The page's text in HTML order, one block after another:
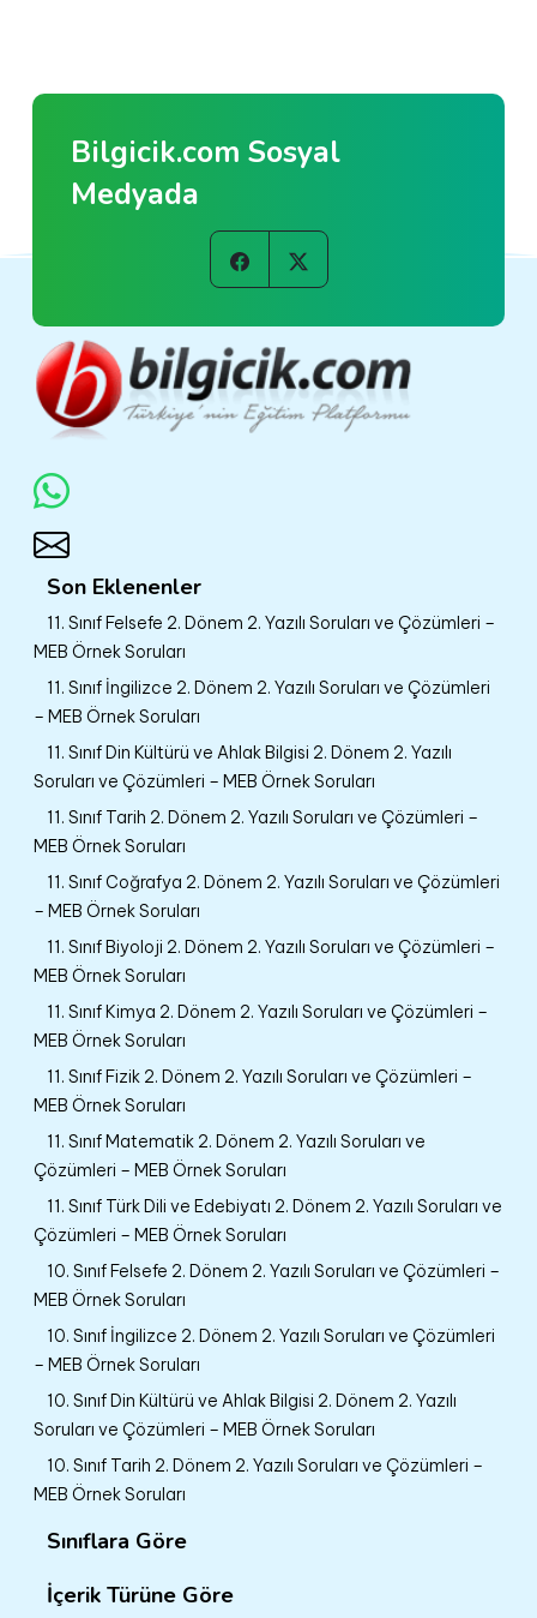
Bilgicik.com Sosyal
Medyada
Son Eklenenler
11. Sınıf Felsefe 2. Dönem 2. Yazılı Soruları ve Çözümleri –
MEB Örnek Soruları
11. Sınıf İngilizce 2. Dönem 2. Yazılı Soruları ve Çözümleri
– MEB Örnek Soruları
11. Sınıf Din Kültürü ve Ahlak Bilgisi 2. Dönem 2. Yazılı
Soruları ve Çözümleri – MEB Örnek Soruları
11. Sınıf Tarih 2. Dönem 2. Yazılı Soruları ve Çözümleri –
MEB Örnek Soruları
11. Sınıf Coğrafya 2. Dönem 2. Yazılı Soruları ve Çözümleri
– MEB Örnek Soruları
11. Sınıf Biyoloji 2. Dönem 2. Yazılı Soruları ve Çözümleri –
MEB Örnek Soruları
11. Sınıf Kimya 2. Dönem 2. Yazılı Soruları ve Çözümleri –
MEB Örnek Soruları
11. Sınıf Fizik 2. Dönem 2. Yazılı Soruları ve Çözümleri –
MEB Örnek Soruları
11. Sınıf Matematik 2. Dönem 2. Yazılı Soruları ve
Çözümleri – MEB Örnek Soruları
11. Sınıf Türk Dili ve Edebiyatı 2. Dönem 2. Yazılı Soruları ve
Çözümleri – MEB Örnek Soruları
10. Sınıf Felsefe 2. Dönem 2. Yazılı Soruları ve Çözümleri –
MEB Örnek Soruları
10. Sınıf İngilizce 2. Dönem 2. Yazılı Soruları ve Çözümleri
– MEB Örnek Soruları
10. Sınıf Din Kültürü ve Ahlak Bilgisi 2. Dönem 2. Yazılı
Soruları ve Çözümleri – MEB Örnek Soruları
10. Sınıf Tarih 2. Dönem 2. Yazılı Soruları ve Çözümleri –
MEB Örnek Soruları
Sınıflara Göre
İçerik Türüne Göre